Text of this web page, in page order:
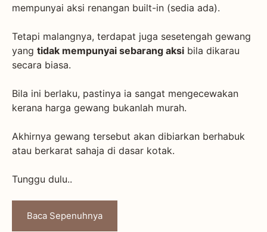
mempunyai aksi renangan built-in (sedia ada).
Tetapi malangnya, terdapat juga sesetengah gewang
yang tidak mempunyai sebarang aksi bila dikarau
secara biasa.
Bila ini berlaku, pastinya ia sangat mengecewakan
kerana harga gewang bukanlah murah.
Akhirnya gewang tersebut akan dibiarkan berhabuk
atau berkarat sahaja di dasar kotak.
Tunggu dulu..
Baca Sepenuhnya